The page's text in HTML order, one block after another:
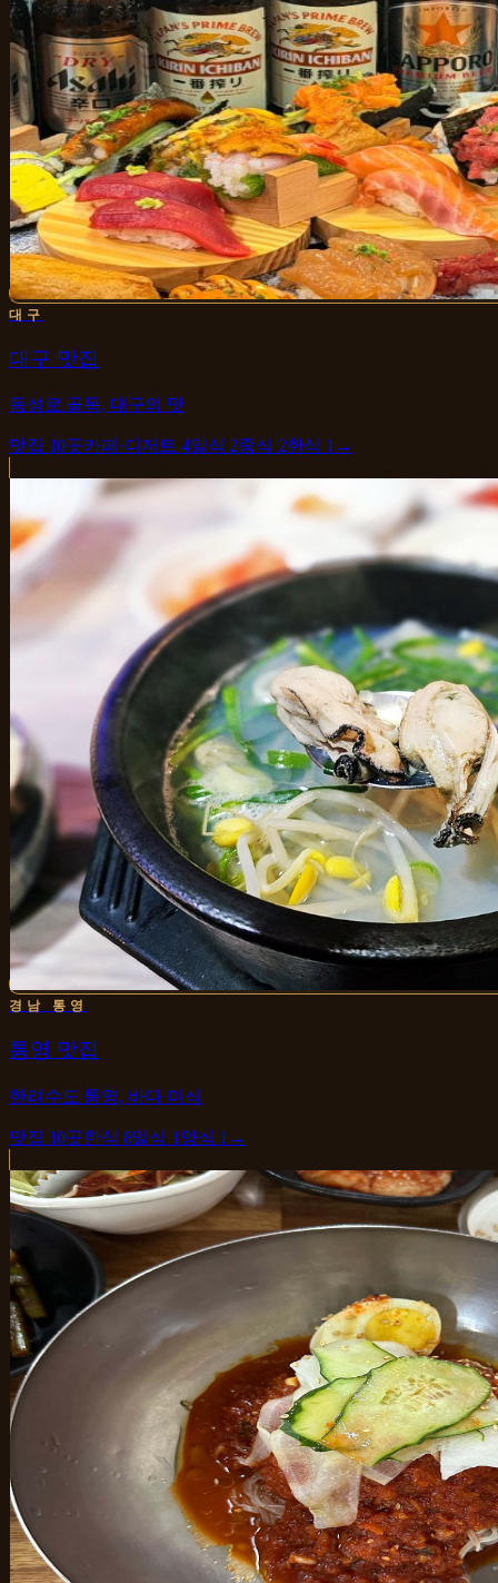
대구
대구 맛집
동성로 골목, 대구의 맛
맛집 10곳카페·디저트 4일식 2중식 2한식 1 →
경남 통영
통영 맛집
한려수도 통영, 바다 미식
맛집 10곳한식 8일식 1 양식 1 →